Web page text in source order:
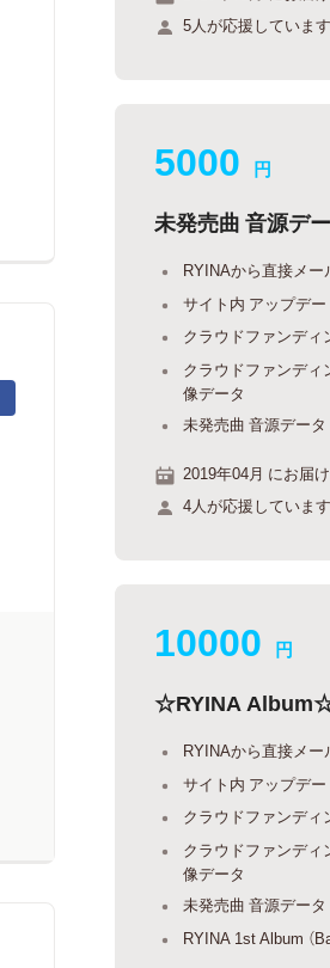
5人が応援しています
5000 円
未発売曲 音源デ
RYINAから直接メー
サイト内 アップデ
クラウドファンデ
クラウドファンデ
像データ
未発売曲 音源データ
2019年04月 にお届
4人が応援しています
10000 円
☆RYINA
RYINAから直接メー
サイト内 アップデ
クラウドファンデ
クラウドファンデ
像データ
未発売曲 音源データ
RYINA 1st Album （